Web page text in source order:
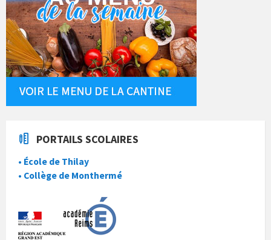
PORTAILS SCOLAIRES
• École de Thilay
• Collège de Monthermé